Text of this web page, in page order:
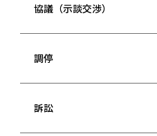
協議（示談交渉）
調停
訴訟